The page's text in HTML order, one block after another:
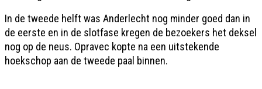
In de tweede helft was Anderlecht nog minder goed dan in
de eerste en in de slotfase kregen de bezoekers het deksel
nog op de neus. Opravec kopte na een uitstekende
hoekschop aan de tweede paal binnen.